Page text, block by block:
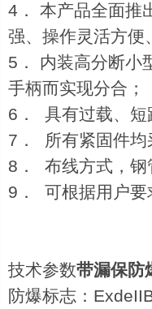
4． 本产品全面推
强、操作灵活方便
5． 内装高分断小
手柄而实现分合；
6． 具有过载、短
7． 所有紧固件均
8． 布线方式，钢
9． 可根据用户要
技术参数带漏保防
防爆标志：